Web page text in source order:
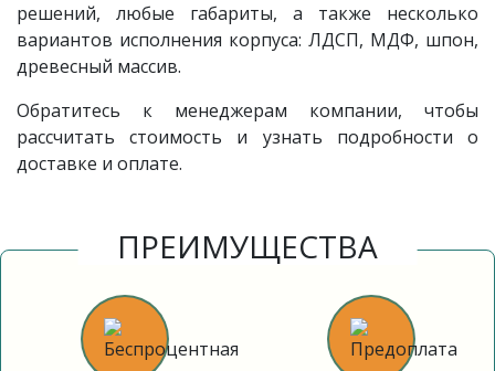
решений, любые габариты, а также несколько
вариантов исполнения корпуса: ЛДСП, МДФ, шпон,
древесный массив.
Обратитесь к менеджерам компании, чтобы
рассчитать стоимость и узнать подробности о
доставке и оплате.
ПРЕИМУЩЕСТВА